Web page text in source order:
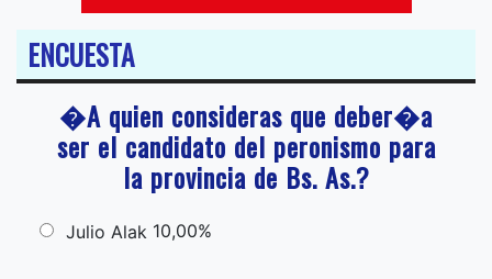
ENCUESTA
�A quien consideras que deber�a
ser el candidato del peronismo para
la provincia de Bs. As.?
Julio Alak 10,00%